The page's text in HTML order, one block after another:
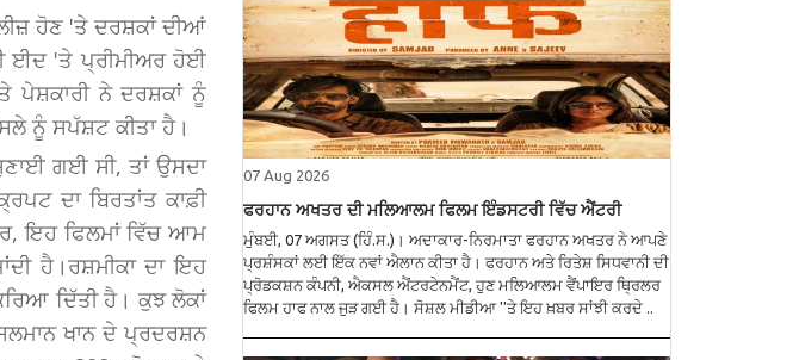
ਹੋਣ 'ਤੇ ਦਰਸ਼ਕਾਂ ਦੀਆਂ
ਈਦ 'ਤੇ ਪ੍ਰੀਮੀਅਰ ਹੋਈ
ਨੇ ਦਰਸ਼ਕਾਂ ਨੂੰ
ਨੂੰ ਸਪੱਸ਼ਟ ਕੀਤਾ ਹੈ।
ਗਈ ਸੀ, ਤਾਂ ਉਸਦਾ
ਦਾ ਬਿਰਤਾਂਤ ਕਾਫ਼ੀ
ਇਹ ਫਿਲਮਾਂ ਵਿੱਚ ਆਮ
ਹੈ।ਰਸ਼ਮੀਕਾ ਦਾ ਇਹ
ਦਿੱਤੀ ਹੈ। ਕੁਝ ਲੋਕਾਂ
ਖਾਨ ਦੇ ਪ੍ਰਦਰਸ਼ਨ
07 Aug 2026
ਫਰਹਾਨ ਅਖਤਰ ਦੀ ਮਲਿਆਲਮ ਫਿਲਮ ਇੰਡਸਟਰੀ ਵਿੱਚ ਐਂਟਰੀ
ਮੁੰਬਈ, 07 ਅਗਸਤ (ਹਿੰ.ਸ.)। ਅਦਾਕਾਰ-ਨਿਰਮਾਤਾ ਫਰਹਾਨ ਅਖਤਰ ਨੇ ਆਪਣੇ
ਪ੍ਰਸ਼ੰਸਕਾਂ ਲਈ ਇੱਕ ਨਵਾਂ ਐਲਾਨ ਕੀਤਾ ਹੈ। ਫਰਹਾਨ ਅਤੇ ਰਿਤੇਸ਼ ਸਿਧਵਾਨੀ ਦੀ
ਪ੍ਰੋਡਕਸ਼ਨ ਕੰਪਨੀ, ਐਕਸਲ ਐਂਟਰਟੇਨਮੈਂਟ, ਹੁਣ ਮਲਿਆਲਮ ਵੈਂਪਾਇਰ ਥ੍ਰਿਲਰ
ਫਿਲਮ ਹਾਫ ਨਾਲ ਜੁੜ ਗਈ ਹੈ। ਸੋਸ਼ਲ ਮੀਡੀਆ ''ਤੇ ਇਹ ਖ਼ਬਰ ਸਾਂਝੀ ਕਰਦੇ ..